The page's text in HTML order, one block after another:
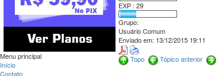
Menu principal
Início
Contato
EXP : 29
Grupo:
Usuário Comum
Enviado em: 13/12/2015 19:11
Topo
Tópico anterior